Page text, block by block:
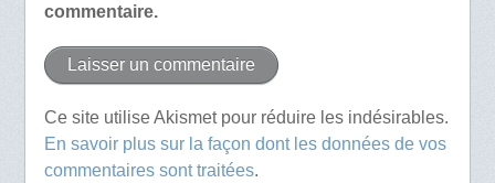
commentaire.
Ce site utilise Akismet pour réduire les indésirables.
En savoir plus sur la façon dont les données de vos
commentaires sont traitées.